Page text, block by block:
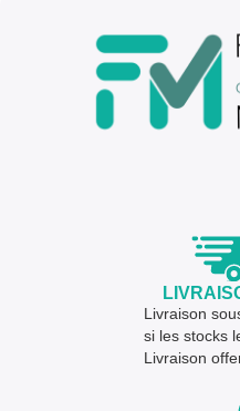
Livraison
si les stocks
Livraison